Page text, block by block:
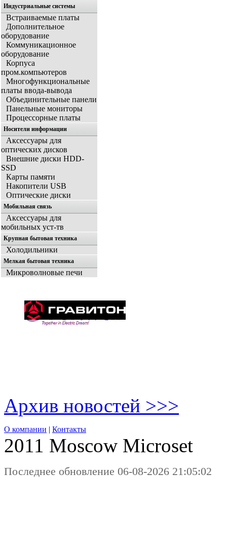
Индустриальные системы
Встраиваемые платы
Дополнительное
оборудование
Коммуникационное
оборудование
Корпуса
пром.компьютеров
Многофункциональные
платы ввода-вывода
Объединительные панели
Панельные мониторы
Процессорные платы
Носители информации
Аксессуары для
оптических дисков
Внешние диски HDD-
SSD
Карты памяти
Накопители USB
Оптические диски
Мобильная связь
Аксессуары для
мобильных уст-тв
Крупная бытовая техника
Холодильники
Мелкая бытовая техника
Микроволновые печи
Архив новостей >>>
О компании | Контакты
2011 Moscow Microset
Последнее обновление 06-08-2026 21:05:02